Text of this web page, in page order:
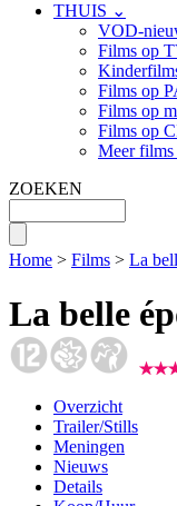
THUIS ⌄
VOD-
Films op
Films op
Films op
Films op
Meer
ZOEKEN
Home > Films > La
La belle
Overzicht
Trailer/Stills
Meningen
Nieuws
Details